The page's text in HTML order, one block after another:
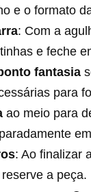
e o formato
: Com a
e feche
fantasia
para
ao meio para
: Ao finalizar
a peça.